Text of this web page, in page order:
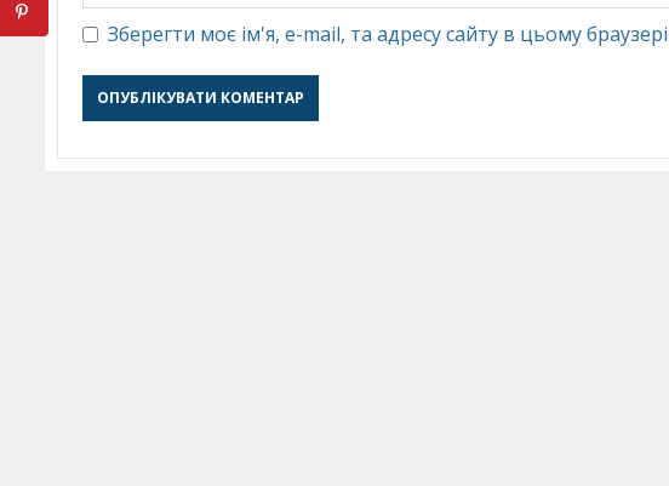
Зберегти моє ім'я, e-mail, та адресу сайту в цьому